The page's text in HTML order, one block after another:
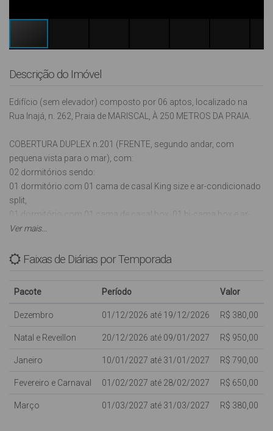
Descrição do Imóvel
Edifício (sem elevador) composto por 06 aptos, localizado na
Rua Inajá, n. 262, Praia de MARISCAL, À 250 METROS DA PRAIA.
COBERTURA DUPLEX n.201 (FRENTE, segundo andar, com
pequena vista para o mar), com:
02 dormitórios sendo:
01 dormitório com 01 cama de casal King size e ar-condicionado
split,
01 dormitório com 01 cama de casal box, 01 bi-cama box e ar-
condicionado split,
01 banheiro externo,
01 vaga de garagem coberta,
Amplo Terraço,
Lavanderia com máquina de lavar roupas,
oferecida para os clientes como cortesia, NÃO ESTANDO
Aceita-se Animais de estimação de pequeno porte.
Ver mais...
Faixas de Diárias por Temporada
Pacote Período Valor
Dezembro 01/12/2026 até 19/12/2026 R$ 380,00
Natal e Reveillon 20/12/2026 até 09/01/2027 R$ 950,00
Janeiro 10/01/2027 até 31/01/2027 R$ 790,00
Fevereiro e Carnaval 01/02/2027 até 28/02/2027 R$ 650,00
Março 01/03/2027 até 31/03/2027 R$ 380,00